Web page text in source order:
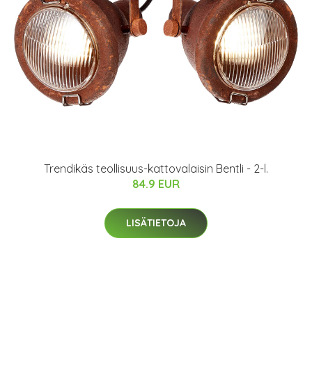
Trendikäs teollisuus-kattovalaisin Bentli - 2-l.
84.9 EUR
LISÄTIETOJA